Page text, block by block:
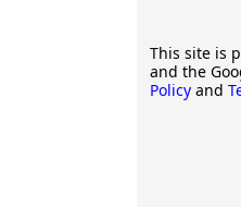
This site is
and the
Policy and